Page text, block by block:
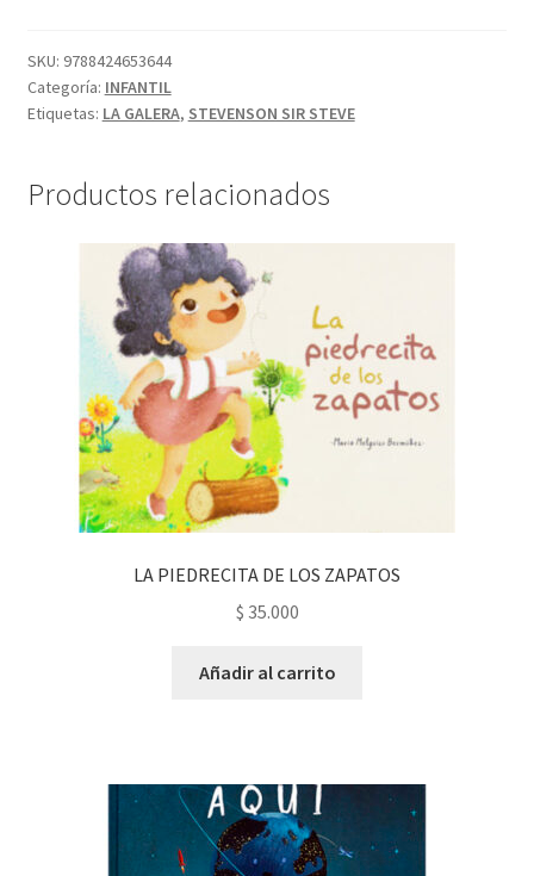
SKU: 9788424653644
Categoría: INFANTIL
Etiquetas: LA GALERA, STEVENSON SIR STEVE
Productos relacionados
LA PIEDRECITA DE LOS ZAPATOS
$ 35.000
Añadir al carrito